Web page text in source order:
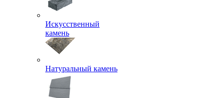
Искусственный
камень
Натуральный камень